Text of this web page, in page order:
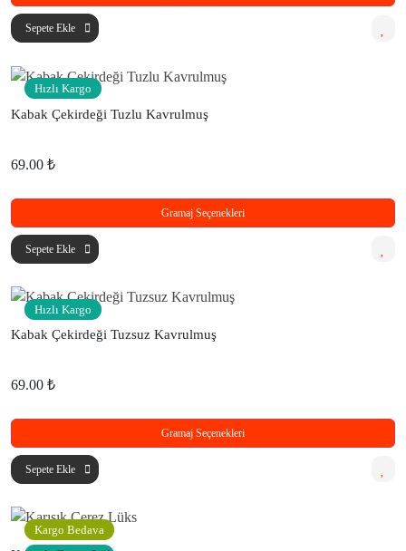
Sepete Ekle
Hızlı Kargo
Kabak Çekirdeği Tuzlu Kavrulmuş
69.00 ₺
Gramaj Seçenekleri
Sepete Ekle
Hızlı Kargo
Kabak Çekirdeği Tuzsuz Kavrulmuş
69.00 ₺
Gramaj Seçenekleri
Sepete Ekle
Kargo Bedava